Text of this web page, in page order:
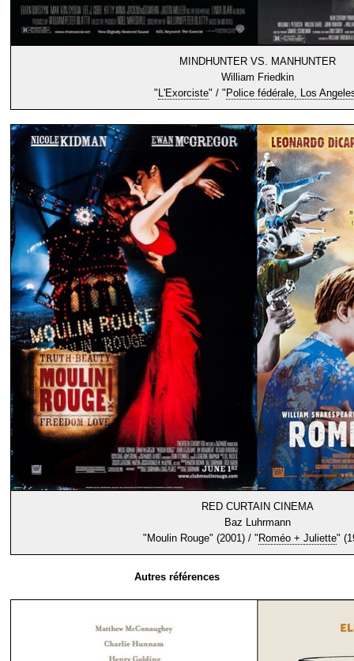
MINDHUNTER VS. MANHUNTER
William Friedkin
" L'Exorciste" / " Police fédérale, Los
RED CURTAIN CINEMA
Baz Luhrmann
"Moulin Rouge" (2001) / "Roméo + Juliette"
Autres références